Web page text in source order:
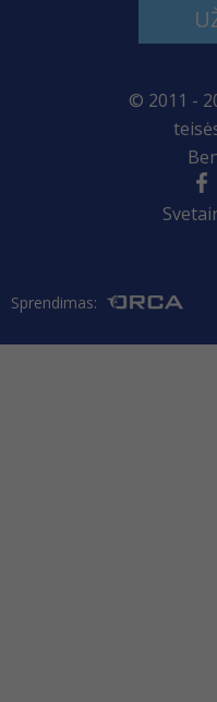
© 2011 -
Sprendimas: